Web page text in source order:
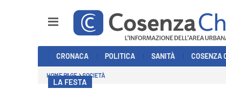
CRONACA POLITICA SANITÀ COSENZA
HOME PAGE SOCIETÀ
LA FESTA